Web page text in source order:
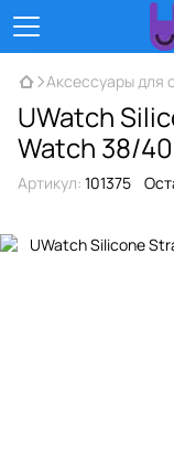
Аксессуары для
UWatch
Watch 38/
Артикул: 101375